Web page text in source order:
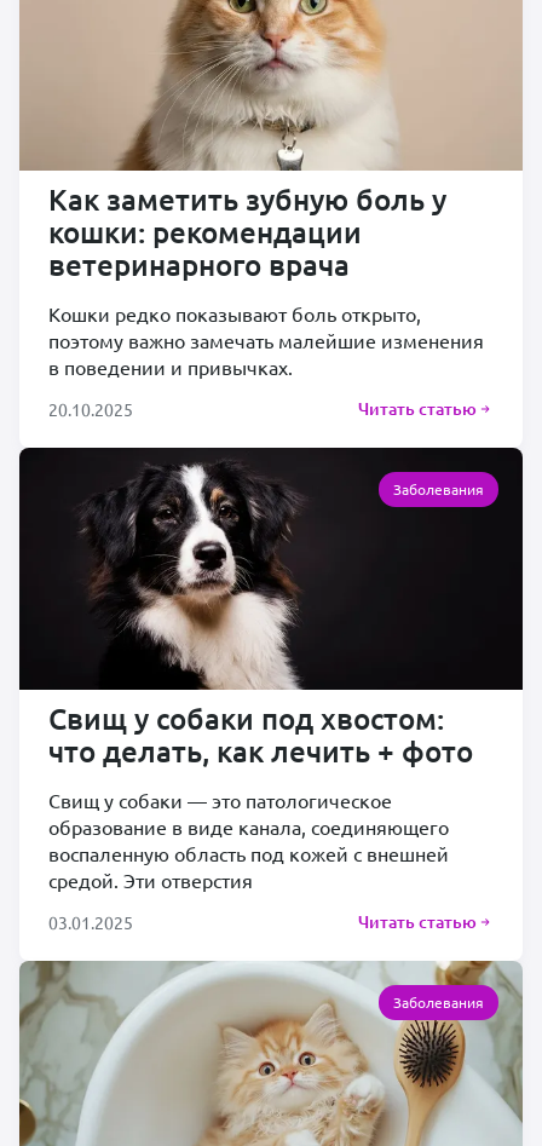
Как заметить зубную боль у
кошки: рекомендации
ветеринарного врача
Кошки редко показывают боль открыто,
поэтому важно замечать малейшие изменения
в поведении и привычках.
20.10.2025 Читать статью
Свищ у собаки под хвостом:
что делать, как лечить + фото
Свищ у собаки — это патологическое
образование в виде канала, соединяющего
воспаленную область под кожей с внешней
средой. Эти отверстия
03.01.2025 Читать статью
Заболевания
Заболевания